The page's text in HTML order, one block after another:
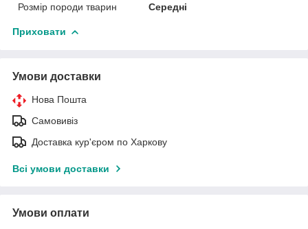
Розмір породи тварин
Середні
Приховати
Умови доставки
Нова Пошта
Самовивіз
Доставка кур'єром по Харкову
Всі умови доставки
Умови оплати